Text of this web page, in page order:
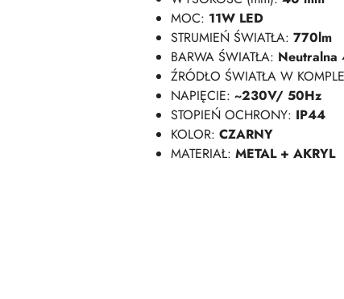
MOC: 11W LED
STRUMIEŃ ŚWIATŁA: 770lm
BARWA ŚWIATŁA:
ŹRÓDŁO ŚWIATŁA W
NAPIĘCIE: ~230V/ 50Hz
STOPIEŃ OCHRONY: IP44
KOLOR: CZARNY
MATERIAŁ: METAL + AKRYL